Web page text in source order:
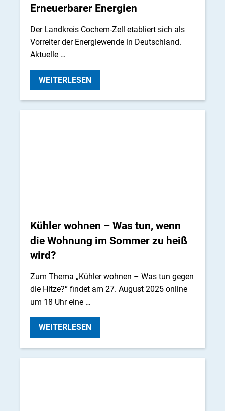
Erneuerbarer Energien
Der Landkreis Cochem-Zell etabliert sich als
Vorreiter der Energiewende in Deutschland.
Aktuelle …
WEITERLESEN
Kühler wohnen – Was tun, wenn
die Wohnung im Sommer zu heiß
wird?
Zum Thema „Kühler wohnen – Was tun gegen
die Hitze?“ findet am 27. August 2025 online
um 18 Uhr eine …
WEITERLESEN